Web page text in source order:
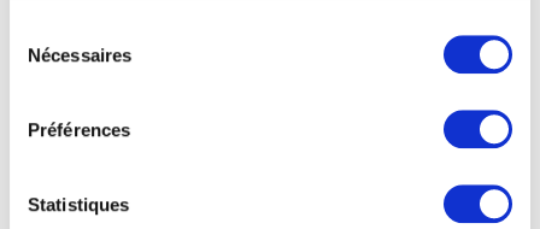
Nécessaires
Préférences
Statistiques